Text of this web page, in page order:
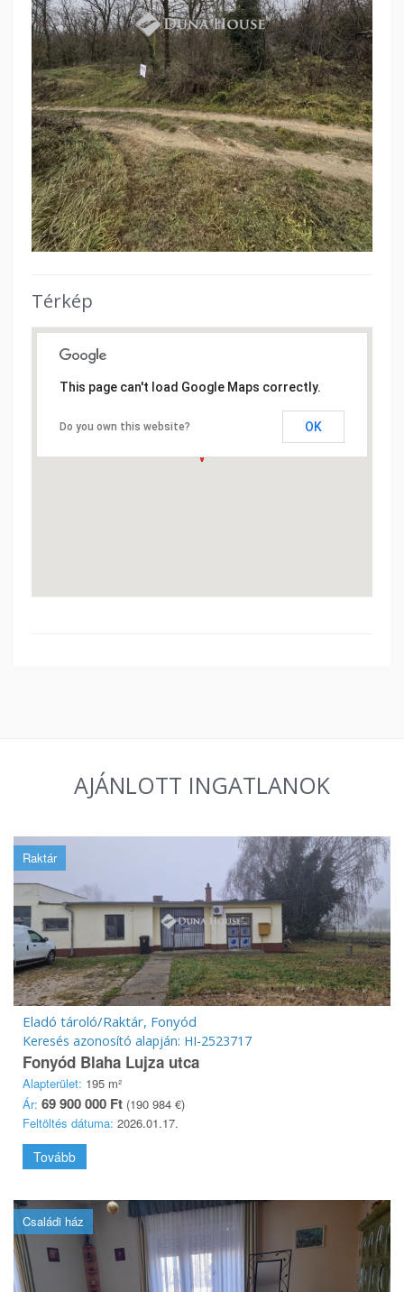
Térkép
This page can't load Google Maps correctly.
Do you own this website? OK
AJÁNLOTT INGATLANOK
Raktár
Eladó tároló/Raktár, Fonyód
Keresés azonosító alapján: HI-2523717
Fonyód Blaha Lujza utca
Alapterület: 195 m²
Ár: 69 900 000 Ft (190 984 €)
Feltöltés dátuma: 2026.01.17.
Tovább
Családi ház